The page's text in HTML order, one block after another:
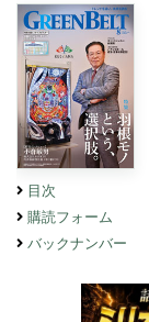
目次
購読フォーム
バックナンバー